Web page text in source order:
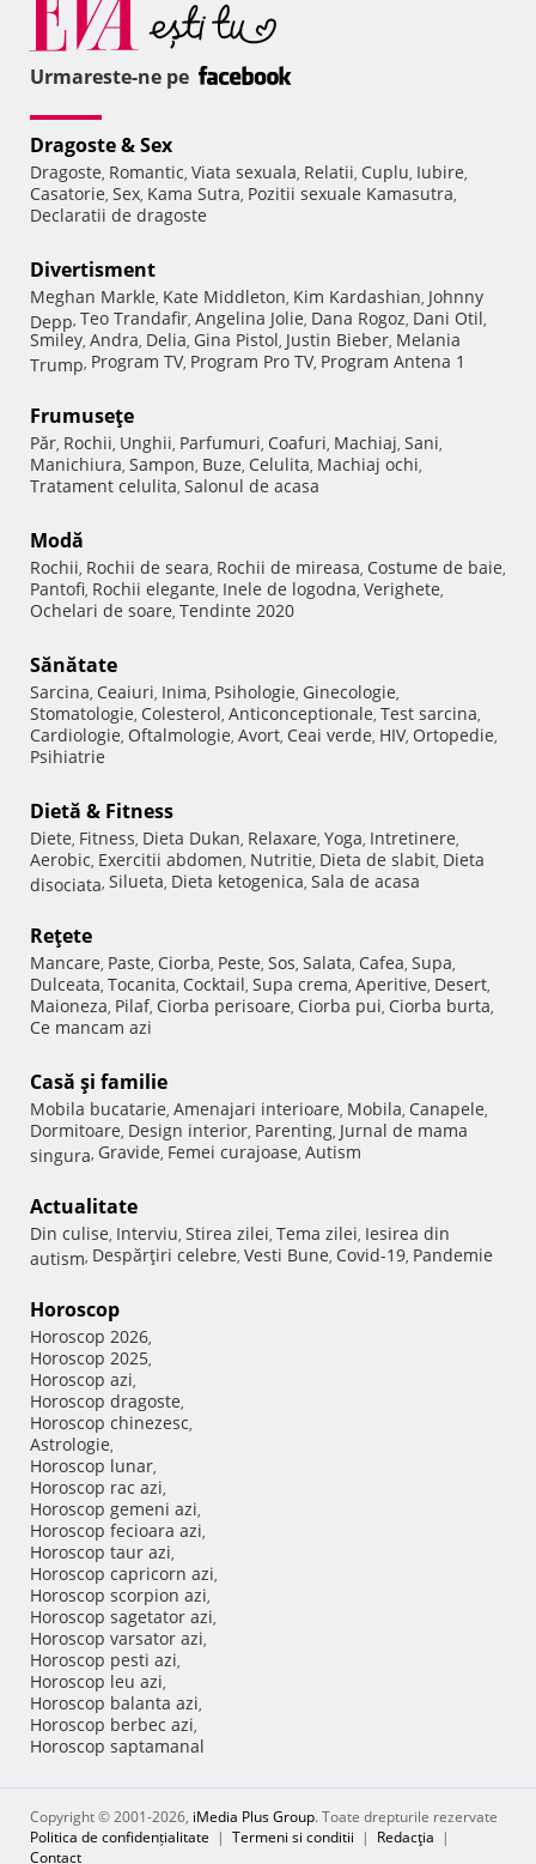
Urmareste-ne pe
Dragoste & Sex
Dragoste, Romantic, Viata sexuala, Relatii, Cuplu, Iubire,
Casatorie, Sex, Kama Sutra, Pozitii sexuale Kamasutra,
Declaratii de dragoste
Divertisment
Meghan Markle, Kate Middleton, Kim Kardashian, Johnny
Depp, Teo Trandafir, Angelina Jolie, Dana Rogoz, Dani Otil,
Smiley, Andra, Delia, Gina Pistol, Justin Bieber, Melania
Trump, Program TV, Program Pro TV, Program Antena 1
Frumuseţe
Păr, Rochii, Unghii, Parfumuri, Coafuri, Machiaj, Sani,
Manichiura, Sampon, Buze, Celulita, Machiaj ochi,
Tratament celulita, Salonul de acasa
Modă
Rochii, Rochii de seara, Rochii de mireasa, Costume de baie,
Pantofi, Rochii elegante, Inele de logodna, Verighete,
Ochelari de soare, Tendinte 2020
Sănătate
Sarcina, Ceaiuri, Inima, Psihologie, Ginecologie,
Stomatologie, Colesterol, Anticonceptionale, Test sarcina,
Cardiologie, Oftalmologie, Avort, Ceai verde, HIV, Ortopedie,
Psihiatrie
Dietă & Fitness
Diete, Fitness, Dieta Dukan, Relaxare, Yoga, Intretinere,
Aerobic, Exercitii abdomen, Nutritie, Dieta de slabit, Dieta
disociata, Silueta, Dieta ketogenica, Sala de acasa
Reţete
Mancare, Paste, Ciorba, Peste, Sos, Salata, Cafea, Supa,
Dulceata, Tocanita, Cocktail, Supa crema, Aperitive, Desert,
Maioneza, Pilaf, Ciorba perisoare, Ciorba pui, Ciorba burta,
Ce mancam azi
Casă şi familie
Mobila bucatarie, Amenajari interioare, Mobila, Canapele,
Dormitoare, Design interior, Parenting, Jurnal de mama
singura, Gravide, Femei curajoase, Autism
Actualitate
Din culise, Interviu, Stirea zilei, Tema zilei, Iesirea din
autism, Despărţiri celebre, Vesti Bune, Covid-19, Pandemie
Horoscop
Horoscop 2026,
Horoscop 2025,
Horoscop azi,
Horoscop dragoste,
Horoscop chinezesc,
Astrologie,
Horoscop lunar,
Horoscop rac azi,
Horoscop gemeni azi,
Horoscop fecioara azi,
Horoscop taur azi,
Horoscop capricorn azi,
Horoscop scorpion azi,
Horoscop sagetator azi,
Horoscop varsator azi,
Horoscop pesti azi,
Horoscop leu azi,
Horoscop balanta azi,
Horoscop berbec azi,
Horoscop saptamanal
Copyright © 2001-2026, iMedia Plus Group. Toate drepturile rezervate
Politica de confidențialitate | Termeni si conditii | Redacţia |
Contact